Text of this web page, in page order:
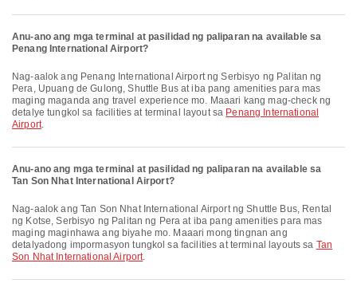
Anu-ano ang mga terminal at pasilidad ng paliparan na available sa
Penang International Airport?
Nag-aalok ang Penang International Airport ng Serbisyo ng Palitan ng
Pera, Upuang de Gulong, Shuttle Bus at iba pang amenities para mas
maging maganda ang travel experience mo. Maaari kang mag-check ng
detalye tungkol sa facilities at terminal layout sa Penang International
Airport.
Anu-ano ang mga terminal at pasilidad ng paliparan na available sa
Tan Son Nhat International Airport?
Nag-aalok ang Tan Son Nhat International Airport ng Shuttle Bus, Rental
ng Kotse, Serbisyo ng Palitan ng Pera at iba pang amenities para mas
maging maginhawa ang biyahe mo. Maaari mong tingnan ang
detalyadong impormasyon tungkol sa facilities at terminal layouts sa Tan
Son Nhat International Airport.